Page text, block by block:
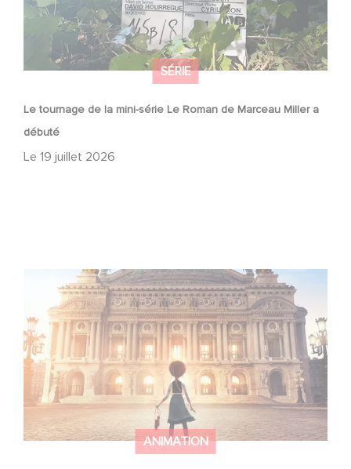
SÉRIE
Le tournage de la mini-série Le Roman de Marceau Miller a
débuté
Le 19 juillet 2026
ANIMATION
Gaumont et Good Hero annoncent la suite de Ballerina